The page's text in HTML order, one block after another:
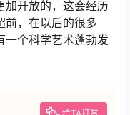
加开放的，这会经历
前，在以后的很多
一个科学艺术蓬勃发